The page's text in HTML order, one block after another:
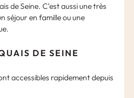
de Seine. C’est aussi une très
séjour en famille ou une
DE SEINE
accessibles rapidement depuis